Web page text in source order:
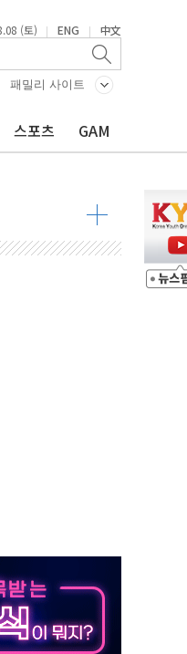
(토) | ENG | 中文
패밀리 사이트
스포츠 GAM
연속 최고치